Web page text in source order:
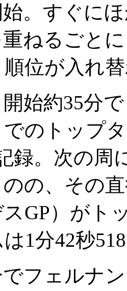
。すぐに
ねるごと
位が入れ
始約35分
のトップ
録。次の
の、その
スGP）が
1分42秒
フェルナ